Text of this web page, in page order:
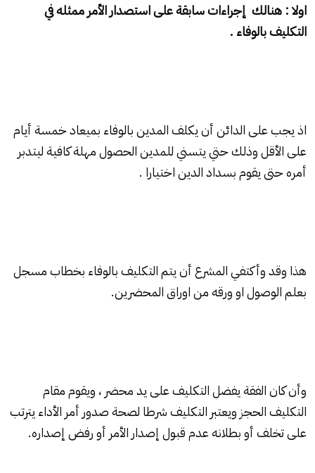
اولا : هنالك إجراءات سابقة على استصدار الأمر ممثله في
التكليف بالوفاء .
اذ يجب على الدائن أن يكلف المدين بالوفاء بميعاد خمسة أيام
على الأقل وذلك حتي يتسني للمدين الحصول مهلة كافية ليتدبر
أمره حتى يقوم بسداد الدين اختيارا .
هذا وقد وأكتفي المشرع أن يتم التكليف بالوفاء بخطاب مسجل
بعلم الوصول او ورقه من اوراق المحضرين.
وأن كان الفقة يفضل التكليف على يد محضر ، ويقوم مقام
التكليف الحجز ويعتبر التكليف شرطا لصحة صدور أمر الأداء يترتب
على تخلف أو بطلانه عدم قبول إصدار الأمر أو رفض إصداره.